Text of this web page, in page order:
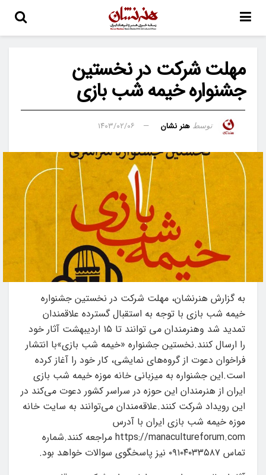
مهلت شرکت در نخستین
جشنواره خیمه شب بازی
توسط هنر نشان ۱۴۰۳/۰۲/۰۶
به گزارش هنرنشان، مهلت شرکت در نخستین جشنواره
خیمه شب بازی با توجه به استقبال گسترده علاقمندان
تمدید شد وهنرمندان می توانند تا ۱۵ اردیبهشت آثار خود
را ارسال کنند.نخستین جشنواره «خیمه شب بازی»با انتشار
فراخوان دعوت از گروه‌های نمایشی، کار خود را آغاز کرده
است.این جشنواره به میزبانی خانه موزه خیمه شب بازی
ایران از هنرمندان این حوزه در سراسر کشور دعوت می‌کند در
این رویداد شرکت کنند.علاقه‌مندان می‌توانند به سایت خانه
موزه خیمه شب بازی ایران با آدرس
https://manacultureforum.com مراجعه کنند.‌شماره
تماس ۰۹۱۰۴۰۳۳۵۸۷ نیز پاسخگوی سوالات خواهد بود.